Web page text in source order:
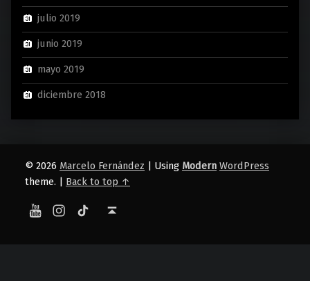
julio 2019
junio 2019
mayo 2019
diciembre 2018
© 2026 Marcelo Fernández | Using Modern WordPress
theme. | Back to top ↑